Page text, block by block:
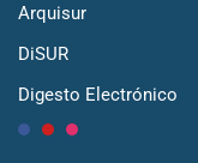
Arquisur
DiSUR
Digesto Electrónico